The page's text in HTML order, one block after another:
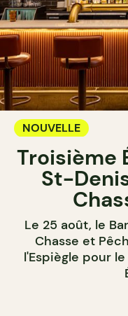
NOUVELLE
Troisième
St-
Le 25 août, le
Chasse et
l'Espiègle pour